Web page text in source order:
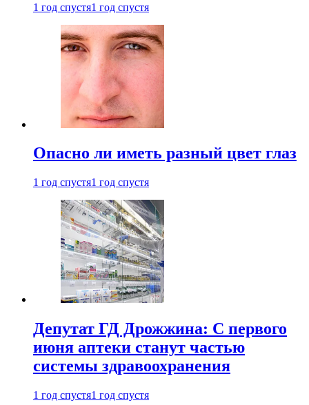
1 год спустя1 год спустя
Опасно ли иметь разный цвет глаз
1 год спустя1 год спустя
Депутат ГД Дрожжина: С первого
июня аптеки станут частью
системы здравоохранения
1 год спустя1 год спустя